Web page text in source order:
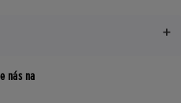
nás na